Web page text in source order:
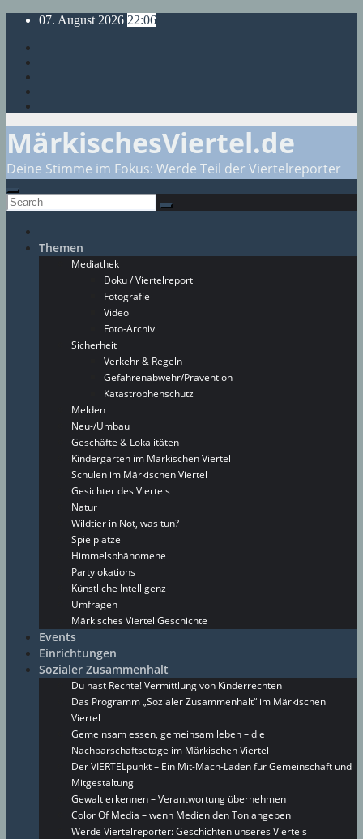
Skip
content
07. August 2026 22:06
MärkischesViertel.de
Deine Stimme im Fokus: Werde Teil der Viertelreporter
Themen
Mediathek
Doku / Viertelreport
Fotografie
Video
Foto-Archiv
Sicherheit
Verkehr & Regeln
Gefahrenabwehr/Prävention
Katastrophenschutz
Melden
Neu-/Umbau
Geschäfte & Lokalitäten
Kindergärten im Märkischen Viertel
Schulen im Märkischen Viertel
Gesichter des Viertels
Natur
Wildtier in Not, was tun?
Spielplätze
Himmelsphänomene
Partylokations
Künstliche Intelligenz
Umfragen
Märkisches Viertel Geschichte
Events
Einrichtungen
Sozialer Zusammenhalt
Du hast Rechte! Vermittlung von Kinderrechten
Das Programm „Sozialer Zusammenhalt“ im Märkischen
Viertel
Gemeinsam essen, gemeinsam leben – die
Nachbarschaftsetage im Märkischen Viertel
Der VIERTELpunkt – Ein Mit-Mach-Laden für Gemeinschaft und
Mitgestaltung
Gewalt erkennen – Verantwortung übernehmen
Color Of Media – wenn Medien den Ton angeben
Werde Viertelreporter: Geschichten unseres Viertels